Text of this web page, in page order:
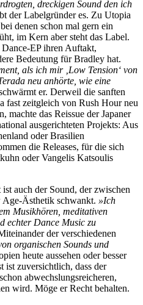
dreckigen Sound den ich
der Labelgründer es. Zu Utopia
denen schon mal gern ein
im Kern aber steht das Label.
EP ihren Auftakt,
Bedeutung für Bradley hat.
als ich mir ‚Low Tension‘ von
neu anhörte, wie eine
er. Derweil die sanften
fast zeitgleich von Rush Hour neu
machte das Reissue der Japaner
ausgerichteten Projekts: Aus
oder Brasilien
die Releases, für die sich
oder Vangelis Katsoulis
auch der Sound, der zwischen
Age-Ästhetik schwankt. »Ich
Musikhören, meditativen
echter Dance Music zu
der verschiedenen
organischen Sounds und
heute aussehen oder besser
ist zuversichtlich, dass der
abwechslungsreicheren,
wird. Möge er Recht behalten.